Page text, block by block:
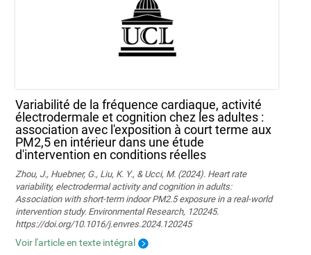
Variabilité de la fréquence cardiaque, activité
électrodermale et cognition chez les adultes :
association avec l'exposition à court terme aux
PM2,5 en intérieur dans une étude
d'intervention en conditions réelles
Zhou, J., Huebner, G., Liu, K. Y., & Ucci, M. (2024). Heart rate
variability, electrodermal activity and cognition in adults:
Association with short-term indoor PM2.5 exposure in a real-world
intervention study. Environmental Research, 120245.
https://doi.org/10.1016/j.envres.2024.120245
Voir l'article en texte intégral